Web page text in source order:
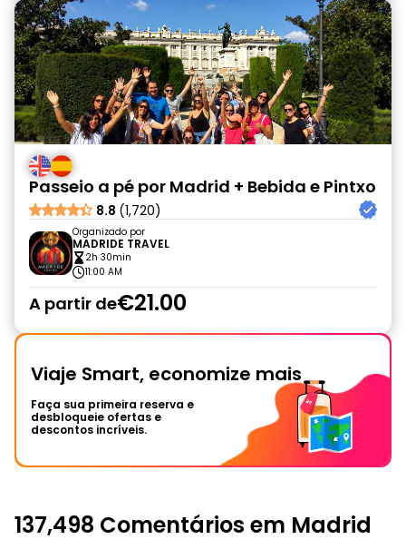
Passeio a pé por Madrid + Bebida e Pintxo
8.8 (1,720)
Organizado por
MADRIDE TRAVEL
2h 30min
11:00 AM
A partir de€21.00
Viaje Smart, economize mais
Faça sua primeira reserva e
desbloqueie ofertas e
descontos incríveis.
137,498 Comentários em Madrid